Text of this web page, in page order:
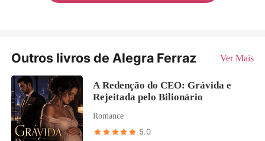
Outros livros de Alegra Ferraz Ver Mais
​A Redenção do CEO: Grávida e
Rejeitada pelo Bilionário
Romance
5.0